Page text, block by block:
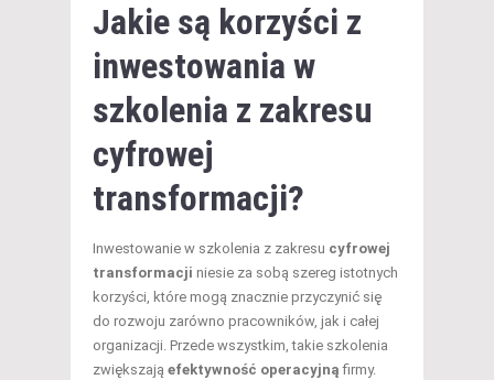
Jakie są korzyści z
inwestowania w
szkolenia z zakresu
cyfrowej
transformacji?
Inwestowanie w szkolenia z zakresu cyfrowej
transformacji niesie za sobą szereg istotnych
korzyści, które mogą znacznie przyczynić się
do rozwoju zarówno pracowników, jak i całej
organizacji. Przede wszystkim, takie szkolenia
zwiększają efektywność operacyjną firmy.